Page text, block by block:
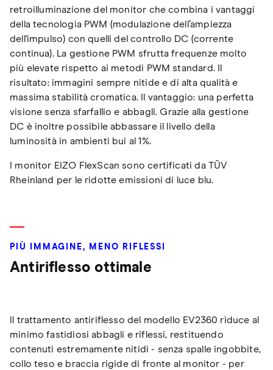
retroilluminazione del monitor che combina i vantaggi
della tecnologia PWM (modulazione dell’ampiezza
dell'impulso) con quelli del controllo DC (corrente
continua). La gestione PWM sfrutta frequenze molto
più elevate rispetto ai metodi PWM standard. Il
risultato: immagini sempre nitide e di alta qualità e
massima stabilità cromatica. Il vantaggio: una perfetta
visione senza sfarfallio e abbagli. Grazie alla gestione
DC è inoltre possibile abbassare il livello della
luminosità in ambienti bui al 1%.
I monitor EIZO FlexScan sono certificati da TÜV
Rheinland per le ridotte emissioni di luce blu.
PIÙ IMMAGINE, MENO RIFLESSI
Antiriflesso ottimale
Il trattamento antiriflesso del modello EV2360 riduce al
minimo fastidiosi abbagli e riflessi, restituendo
contenuti estremamente nitidi - senza spalle ingobbite,
collo teso e braccia rigide di fronte al monitor - per